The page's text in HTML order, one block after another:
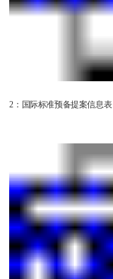
2：国际标准预备提案信息表